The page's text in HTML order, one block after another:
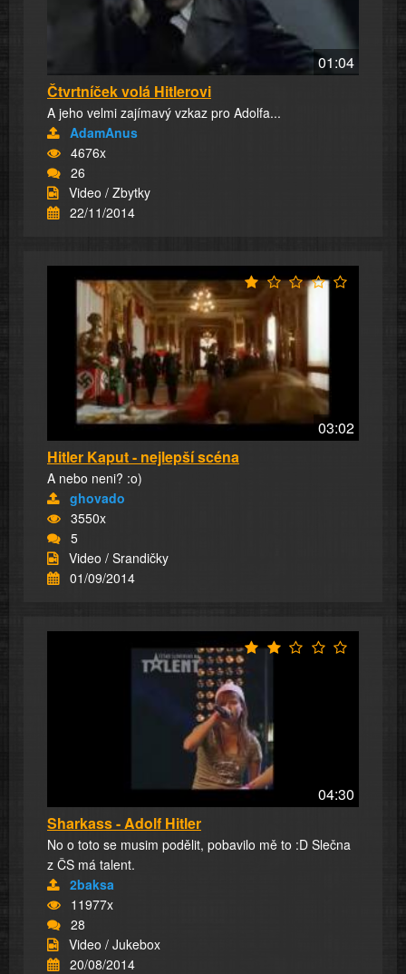
01:04
Čtvrtníček volá Hitlerovi
A jeho velmi zajímavý vzkaz pro Adolfa...
AdamAnus
4676x
26
Video / Zbytky
22/11/2014
03:02
Hitler Kaput - nejlepší scéna
A nebo neni? :o)
ghovado
3550x
5
Video / Srandičky
01/09/2014
04:30
Sharkass - Adolf Hitler
No o toto se musim podělit, pobavilo mě to :D Slečna
z ČS má talent.
2baksa
11977x
28
Video / Jukebox
20/08/2014